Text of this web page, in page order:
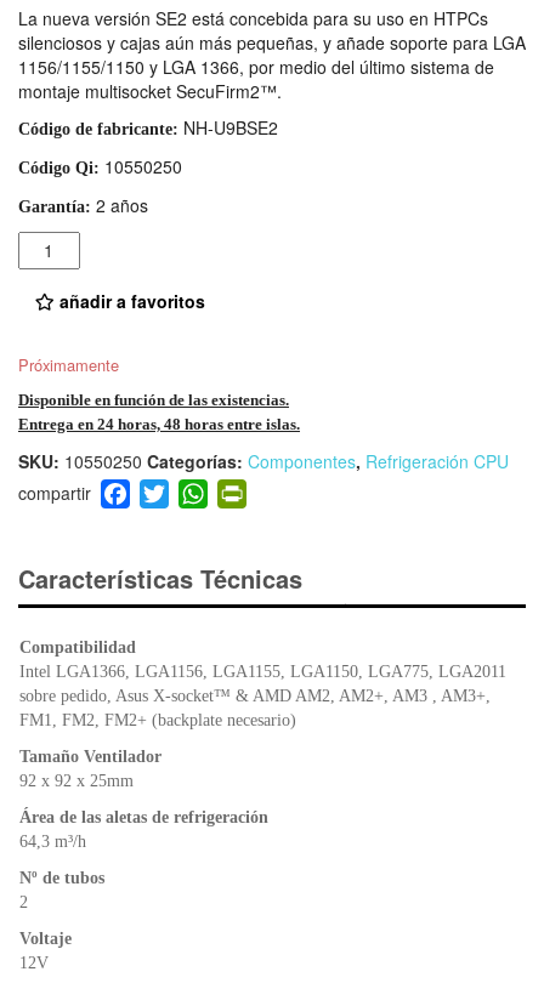
La nueva versión SE2 está concebida para su uso en HTPCs
silenciosos y cajas aún más pequeñas, y añade soporte para LGA
1156/1155/1150 y LGA 1366, por medio del último sistema de
montaje multisocket SecuFirm2™.
Código de fabricante: NH-U9BSE2
Código Qi: 10550250
Garantía: 2 años
Cantidad
añadir a favoritos
Próximamente
Disponible en función de las existencias.
Entrega en 24 horas, 48 horas entre islas.
SKU: 10550250 Categorías: Componentes, Refrigeración CPU
F
a
e
b
o
o
k
T
wi
er
W
h
s
A
p
ri
e
dl
y
Características Técnicas
Compatibilidad
Intel LGA1366, LGA1156, LGA1155, LGA1150, LGA775, LGA2011
sobre pedido, Asus X-socket™ & AMD AM2, AM2+, AM3 , AM3+,
FM1, FM2, FM2+ (backplate necesario)
Tamaño Ventilador
92 x 92 x 25mm
Área de las aletas de refrigeración
64,3 m³/h
Nº de tubos
2
Voltaje
12V